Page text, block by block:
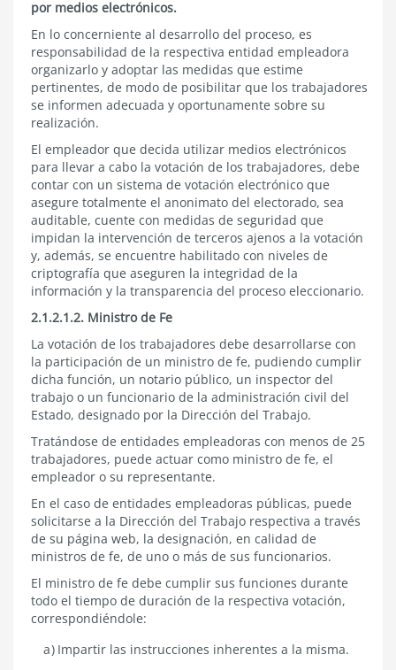
general
de
afiliación
una
C.C.A.F.,
efectuada
por
electrónicos
por medios electrónicos.
En lo concerniente al desarrollo del proceso, es
responsabilidad de la respectiva entidad empleadora
organizarlo y adoptar las medidas que estime
pertinentes, de modo de posibilitar que los trabajadores
se informen adecuada y oportunamente sobre su
realización.
El empleador que decida utilizar medios electrónicos
para llevar a cabo la votación de los trabajadores, debe
contar con un sistema de votación electrónico que
asegure totalmente el anonimato del electorado, sea
auditable, cuente con medidas de seguridad que
impidan la intervención de terceros ajenos a la votación
y, además, se encuentre habilitado con niveles de
criptografía que aseguren la integridad de la
información y la transparencia del proceso eleccionario.
2.1.2.1.2. Ministro de Fe
La votación de los trabajadores debe desarrollarse con
la participación de un ministro de fe, pudiendo cumplir
dicha función, un notario público, un inspector del
trabajo o un funcionario de la administración civil del
Estado, designado por la Dirección del Trabajo.
Tratándose de entidades empleadoras con menos de 25
trabajadores, puede actuar como ministro de fe, el
empleador o su representante.
En el caso de entidades empleadoras públicas, puede
solicitarse a la Dirección del Trabajo respectiva a través
de su página web, la designación, en calidad de
ministros de fe, de uno o más de sus funcionarios.
El ministro de fe debe cumplir sus funciones durante
todo el tiempo de duración de la respectiva votación,
correspondiéndole:
Impartir las instrucciones inherentes a la misma.